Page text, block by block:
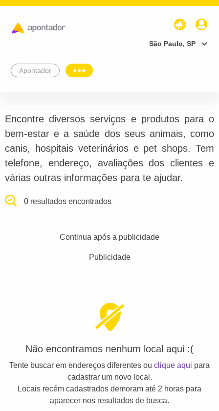
São Paulo, SP
Apontador
Encontre diversos serviços e produtos para o
bem-estar e a saúde dos seus animais, como
canis, hospitais veterinários e pet shops. Tem
telefone, endereço, avaliações dos clientes e
várias outras informações para te ajudar.
0 resultados encontrados
Continua após a publicidade
Publicidade
Não encontramos nenhum local aqui :(
Tente buscar em endereços diferentes ou clique aqui para
cadastrar um novo local.
Locais recém cadastrados demoram até 2 horas para
aparecer nos resultados de busca.